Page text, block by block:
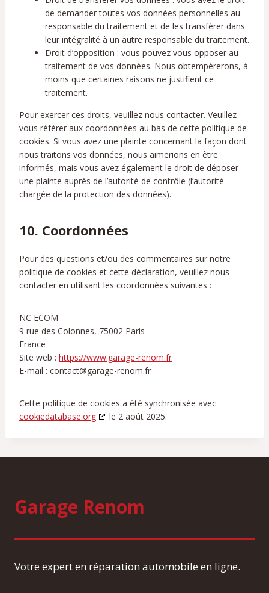
de demander toutes vos données personnelles au
responsable du traitement et de les transférer dans
leur intégralité à un autre responsable du traitement.
Droit d’opposition : vous pouvez vous opposer au
traitement de vos données. Nous obtempérerons, à
moins que certaines raisons ne justifient ce
traitement.
Pour exercer ces droits, veuillez nous contacter. Veuillez
vous référer aux coordonnées au bas de cette politique de
cookies. Si vous avez une plainte concernant la façon dont
nous traitons vos données, nous aimerions en être
informés, mais vous avez également le droit de déposer
une plainte auprès de l’autorité de contrôle (l’autorité
chargée de la protection des données).
10. Coordonnées
Pour des questions et/ou des commentaires sur notre
politique de cookies et cette déclaration, veuillez nous
contacter en utilisant les coordonnées suivantes :
NC ECOM
9 rue des Colonnes, 75002 Paris
France
Site web : https://www.garage-renom.fr
E-mail : contact@garage-renom.fr
Cette politique de cookies a été synchronisée avec
cookiedatabase.org
le 2 août 2025.
Garage Renom
Votre expert en réparation automobile en ligne.